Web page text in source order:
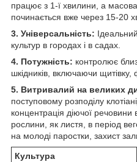
працює з 1-ї хвилини, а масова
починається вже через 15-20
3. Універсальність:
культур в городах і в садах.
4. Потужність: контролює
шкідників, включаючи щитівку,
5. Витривалий на великих
поступовому розподілу
концентрація діючої речовини
рослини, як листя, в період
на молоді паростки, захист
Культура